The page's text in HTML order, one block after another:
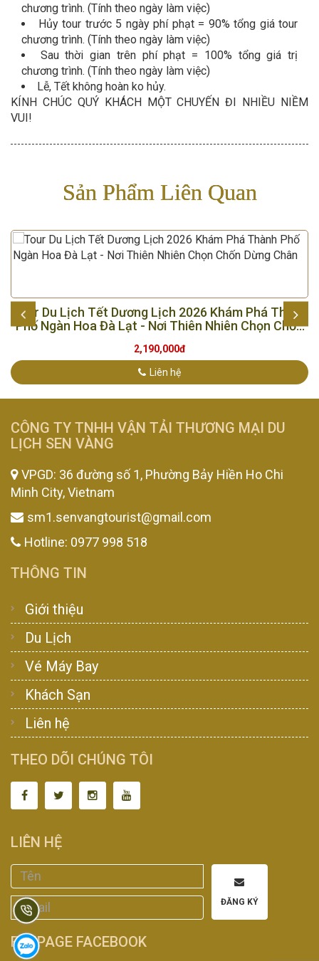
chương trình. (Tính theo ngày làm việc)
Hủy tour trước 5 ngày phí phạt = 90% tổng giá tour
chương trình. (Tính theo ngày làm việc)
Sau thời gian trên phí phạt = 100% tổng giá trị
chương trình. (Tính theo ngày làm việc)
Lễ, Tết không hoàn ko hủy.
KÍNH CHÚC QUÝ KHÁCH MỘT CHUYẾN ĐI NHIỀU NIỀM
VUI!
Sản Phẩm Liên Quan
Tour Du Lịch Tết Dương Lịch 2026 Khám Phá Thành
Phố Ngàn Hoa Đà Lạt - Nơi Thiên Nhiên Chọn Chốn
2,190,000đ
Liên hệ
CÔNG TY TNHH VẬN TẢI THƯƠNG MẠI DU
LỊCH SEN VÀNG
VPGD: 36 đường số 1, Phường Bảy Hiền Ho Chi
Minh City, Vietnam
sm1.senvangtourist@gmail.com
Hotline: 0977 998 518
THÔNG TIN
Giới thiệu
Du Lịch
Vé Máy Bay
Khách Sạn
Liên hệ
THEO DÕI CHÚNG TÔI
LIÊN HỆ
ĐĂNG KÝ
FANPAGE FACEBOOK